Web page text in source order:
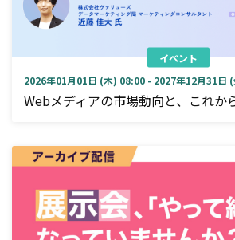
イベント
2026年01月01日 (木) 08:00 - 2027年12月31日
Webメディアの市場動向と、これか